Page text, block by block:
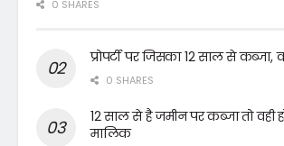
0 SHARES
प्रोपर्टी पर जिसका 12 साल से कब्जा,
0 SHARES
12 साल से है जमीन पर कब्जा तो वही
मालिक